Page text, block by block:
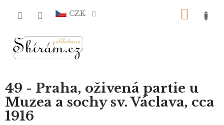
CZK
49 - Praha, oživená partie u
Muzea a sochy sv. Václava, cca
1916